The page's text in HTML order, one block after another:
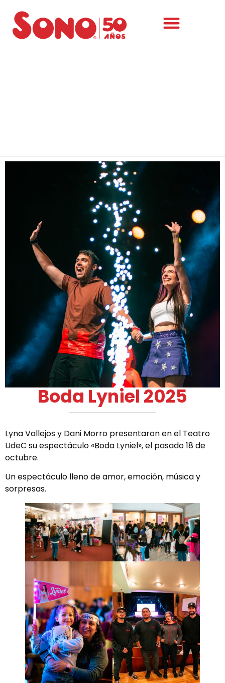
Boda Lyniel 2025
Lyna Vallejos y Dani Morro presentaron en el Teatro
UdeC su espectáculo «Boda Lyniel», el pasado 18 de
octubre.
Un espectáculo lleno de amor, emoción, música y
sorpresas.